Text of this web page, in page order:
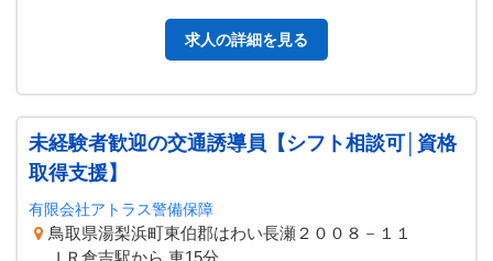
求人の詳細を見る
未経験者歓迎の交通誘導員【シフト相談可│資格
取得支援】
有限会社アトラス警備保障
鳥取県湯梨浜町東伯郡はわい長瀬２００８－１１
ＪＲ倉吉駅から 車15分